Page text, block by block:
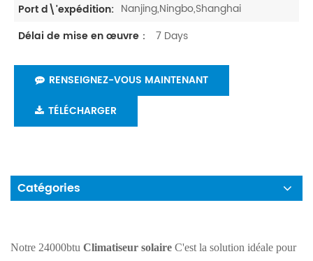
Port d\'expédition: Nanjing,Ningbo,Shanghai
Délai de mise en œuvre：
7 Days
RENSEIGNEZ-VOUS MAINTENANT
TÉLÉCHARGER
Catégories
Notre 24000btu Climatiseur solaire C'est la solution idéale pour